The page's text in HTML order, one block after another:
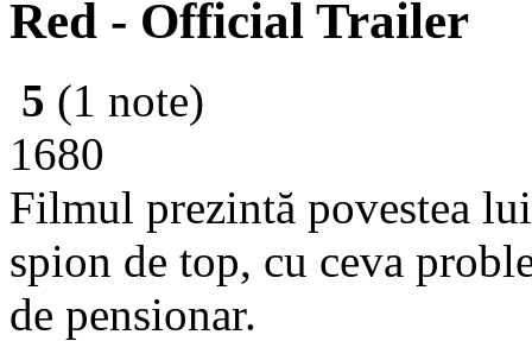
Red - Official Trailer
5 (1 note)
1680
Filmul prezintă povestea
spion de top, cu ceva
de pensionar.